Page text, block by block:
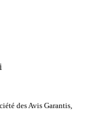
des Avis Garantis,